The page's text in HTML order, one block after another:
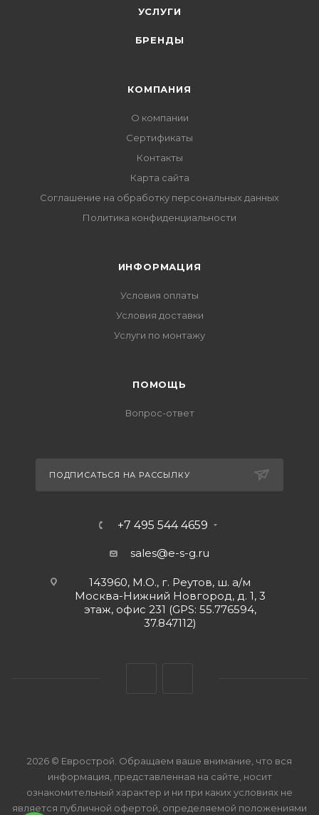
УСЛУГИ
БРЕНДЫ
КОМПАНИЯ
О компании
Сертификаты
Контакты
Карта сайта
Соглашение на обработку персональных данных
Политика конфиденциальности
ИНФОРМАЦИЯ
Условия оплаты
Условия доставки
Услуги по монтажу
ПОМОЩЬ
Вопрос-ответ
ПОДПИСАТЬСЯ НА РАССЫЛКУ
+7 495 544 4659
sales@e-s-g.ru
143960, М.О., г. Реутов, ш. а/м
Москва-Нижний Новгород, д. 1, 3
этаж, офис 231 (GPS: 55.776594,
37.847112)
2026 © Еврострой. Обращаем ваше внимание, что вся
информация, представленная на сайте, носит
ознакомительный характер и ни при каких условиях не
является публичной офертой, определяемой положениями